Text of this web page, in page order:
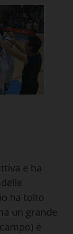
e ha
ha tolto
un grande
è